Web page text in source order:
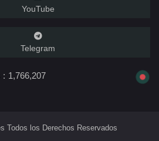
YouTube
Telegram
: 1,766,207
Todos los Derechos Reservados